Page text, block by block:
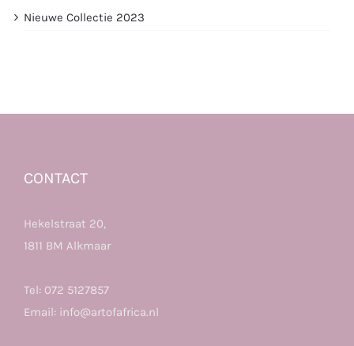
Nieuwe Collectie 2023
CONTACT
Hekelstraat 20,
1811 BM Alkmaar
Tel: 072 5127857
Email: info@artofafrica.nl